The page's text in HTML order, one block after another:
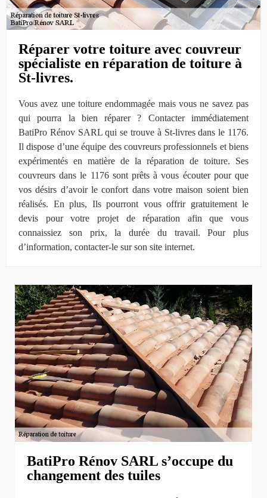
Réparer votre toiture avec couvreur
spécialiste en réparation de toiture à
St-livres.
Vous avez une toiture endommagée mais vous ne savez pas
qui pourra la bien réparer ? Contacter immédiatement
BatiPro Rénov SARL qui se trouve à St-livres dans le 1176.
Il dispose d’une équipe des couvreurs professionnels et biens
expérimentés en matière de la réparation de toiture. Ses
couvreurs dans le 1176 sont prêts à vous écouter pour que
vos désirs d’avoir le confort dans votre maison soient bien
réalisés. En plus, Ils pourront vous offrir gratuitement le
devis pour votre projet de réparation afin que vous
connaissiez son prix, la durée du travail. Pour plus
d’information, contacter-le sur son site internet.
BatiPro Rénov SARL s’occupe du
changement des tuiles